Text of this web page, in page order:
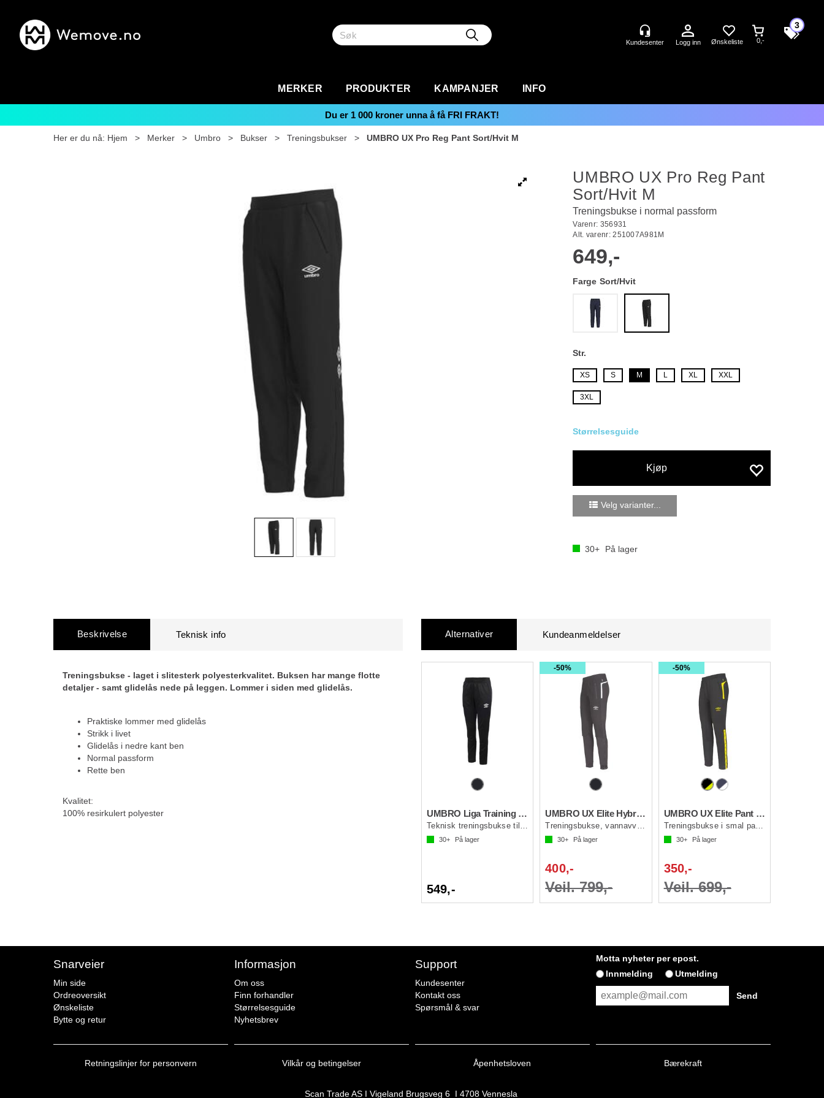
Logg inn 0,-
3
MERKER PRODUKTER KAMPANJER INFO
Du er 1 000 kroner unna å få FRI FRAKT!
Her er du nå: Hjem > Merker > Umbro > Bukser > Treningsbukser > UMBRO UX Pro Reg Pant Sort/Hvit M
UMBRO UX Pro Reg Pant
Sort/Hvit M
Treningsbukse i normal passform
Varenr: 356931
Alt. varenr:251007A981M
649,-
Farge Sort/Hvit
Str.
XS S M L XL XXL
3XL
Størrelsesguide
Kjøp
Velg varianter...
30+ På lager
Beskrivelse
Treningsbukse - laget i slitesterk polyesterkvalitet. Buksen har mange flotte
detaljer - samt glidelås nede på leggen. Lommer i siden med glidelås.
Praktiske lommer med glidelås
Strikk i livet
Glidelås i nedre kant ben
Normal passform
Rette ben
Kvalitet:
100% resirkulert polyester
Alternativer Kundeanmeldelser
UMBRO Liga Training Pant W
Teknisk treningsbukse til dame
30+ På lager
549,-
50%
UMBRO UX Elite Hybrid Pant
Treningsbukse, vannavvisende forside lår
30+ På lager
400,-
Veil. 799,-
50%
UMBRO UX Elite Pant Slim
Treningsbukse i smal passform
30+ På lager
350,-
Veil. 699,-
Snarveier
Min side
Ordreoversikt
Ønskeliste
Bytte og retur
Informasjon
Om oss
Finn forhandler
Størrelsesguide
Nyhetsbrev
Support
Kundesenter
Kontakt oss
Spørsmål & svar
Motta nyheter per epost.
Innmelding
Utmelding
Retningslinjer for personvern Vilkår og betingelser Åpenhetsloven Bærekraft
Scan Trade AS I Vigeland Brugsveg 6 I 4708 Vennesla